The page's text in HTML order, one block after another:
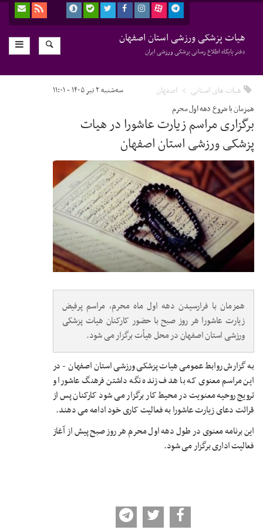
هیات پزشکی ورزشی استان اصفهان
دفتر پایگاه اطلاع رسانی پزشکی ورزشی ایران
هیات های استانی اصفهان سه‌شنبه ۲ تیر ۱۴۰۵ - ۱۱:۰۱
همزمان با شروع دهه اول محرم
برگزاری مراسم زیارت عاشورا در هیات
پزشکی ورزشی استان اصفهان
همزمان با فرارسیدن دهه اول ماه محرم، مراسم پرفیض
زیارت عاشورا هر روز صبح با حضور کارکنان هیات پزشکی
ورزشی استان اصفهان در محل هیأت برگزار می شود.
به گزارش روابط عمومی هیات پزشکی ورزشی استان اصفهان - در
این مراسم معنوی که با هدف زنده نگه داشتن فرهنگ عاشورا و
ترویج روحیه معنویت در محیط کار برگزار می شود کارکنان پس از
قرائت دعای زیارت عاشورا به فعالیت کاری خود ادامه می دهند.
این برنامه معنوی در طول دهه اول محرم هر روز صبح پیش از آغاز
فعالیت اداری برگزار می شود.